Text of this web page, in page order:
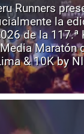
Runners
la
de la 117.ª
Media Maratón
& 10K by